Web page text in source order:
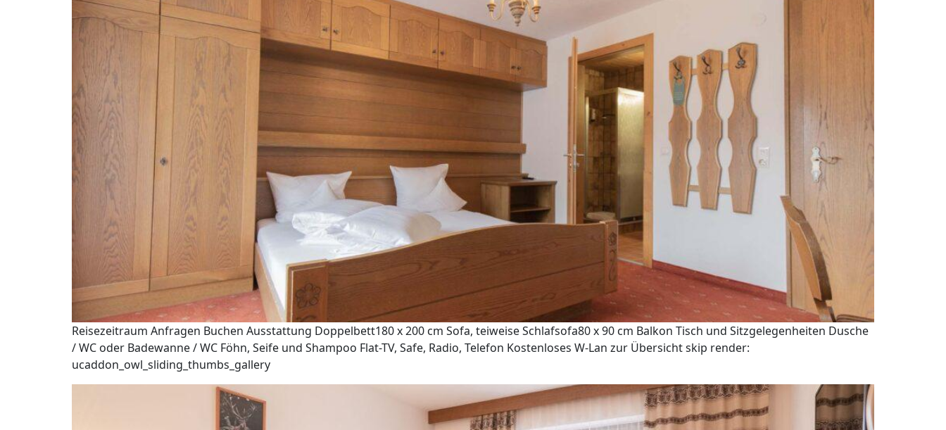
Reisezeitraum Anfragen Buchen Ausstattung Doppelbett180 x 200 cm Sofa, teiweise Schlafsofa80 x 90 cm Balkon Tisch und Sitzgelegenheiten Dusche
/ WC oder Badewanne / WC Föhn, Seife und Shampoo Flat-TV, Safe, Radio, Telefon Kostenloses W-Lan zur Übersicht skip render:
ucaddon_owl_sliding_thumbs_gallery